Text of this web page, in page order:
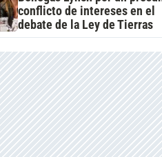
conflicto de intereses en el
debate de la Ley de Tierras